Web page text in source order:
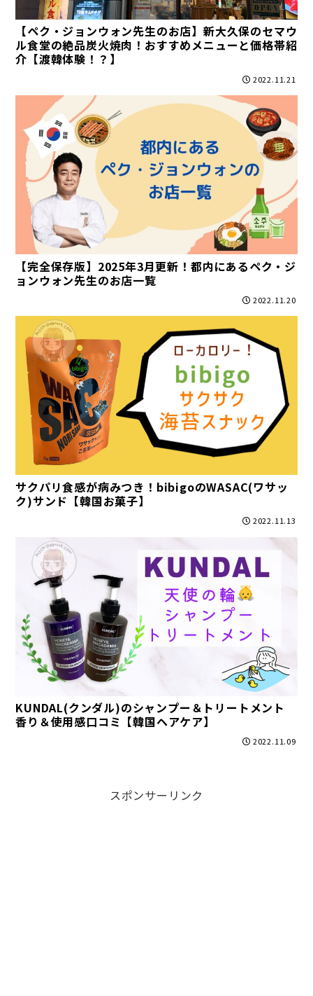
【ペク・ジョンウォン先生のお店】新大久保のセマウ
ル食堂の絶品炭火焼肉！おすすめメニューと価格帯紹
介【渡韓体験！？】
2022.11.21
【完全保存版】2025年3月更新！都内にあるペク・ジ
ョンウォン先生のお店一覧
2022.11.20
サクパリ食感が病みつき！bibigoのWASAC(ワサッ
ク)サンド【韓国お菓子】
2022.11.13
KUNDAL(クンダル)のシャンプー＆トリートメント
香り＆使用感口コミ【韓国ヘアケア】
2022.11.09
スポンサーリンク